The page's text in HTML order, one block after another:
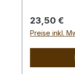
massive
zum Heavy
werden.
und eine
Regulärer
23,50 €
Preise inkl.